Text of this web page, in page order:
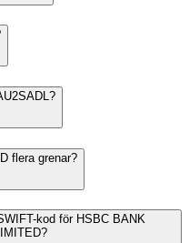
flera grenar?
kod för HSBC BANK